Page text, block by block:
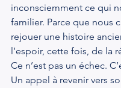
inconsciemment ce qui
familier. Parce que nous
rejouer une histoire
l’espoir, cette fois, de la
Ce n’est pas un échec.
Un appel à revenir vers